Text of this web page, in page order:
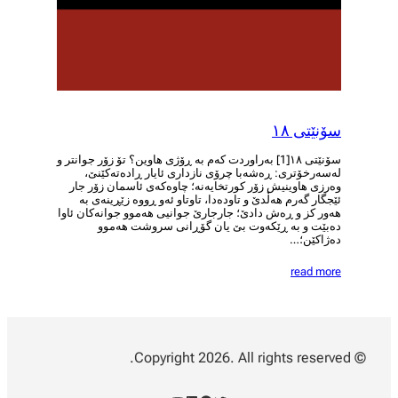
سۆنێتی ١٨
سۆنێتی ١٨[1] بەراوردت کەم بە ڕۆژی هاوین؟ تۆ زۆر جوانتر و
لەسەرخۆتری: ڕەشەبا چرۆی نازداری ئایار ڕادەتەکێنێ،
وەرزی هاوینیش زۆر کورتخایەنە؛ چاوەکەی ئاسمان زۆر جار
ئێجگار گەرم هەڵدێ و تاودەدا، تاوتاو ئەو ڕووە زێڕینەی بە
هەور کز و ڕەش دادێ؛ جارجارێ جوانیی هەموو جوانەکان ئاوا
دەبێت و بە ڕێکەوت بێ یان گۆڕانی سروشت هەموو
دەژاکێن؛…
read more
© Copyright 2026. All rights reserved.